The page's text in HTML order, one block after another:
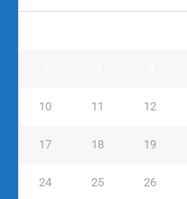
10 11 12
17 18 19
24 25 26